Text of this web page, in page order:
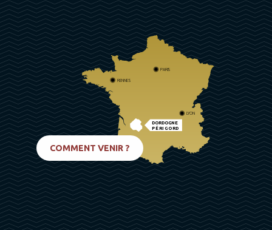
DORDOGNE
PÉRIGORD
PARIS
RENNES
LYON
COMMENT VENIR ?